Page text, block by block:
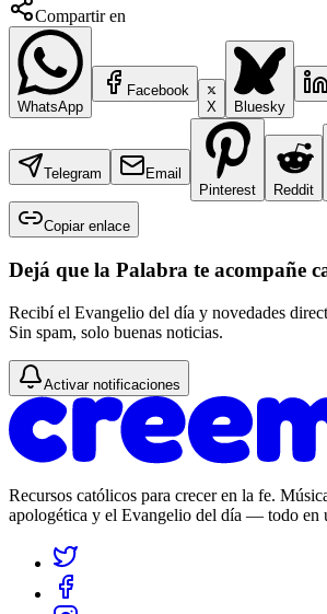
Compartir en
WhatsApp
Facebook
X
Bluesky
Telegram
Email
Pinterest
Reddit
Copiar enlace
Dejá que la Palabra te acompañe
Recibí el Evangelio del día y novedades
Sin spam, solo buenas noticias.
Activar notificaciones
Recursos católicos para crecer en la fe.
apologética y el Evangelio del día — todo en